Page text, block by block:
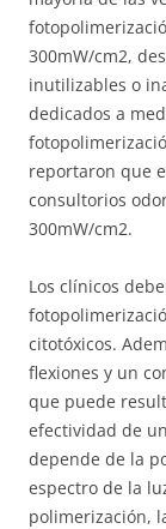
300mW/cm2,
inutilizables o
dedicados a
reportaron que
consultorios
300mW/cm2.
Los clínicos
citotóxicos.
flexiones y un
que puede
efectividad de
depende de la
espectro de la
polimerización,